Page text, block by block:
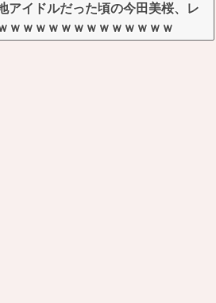
アイドルだった頃の今田美桜、レ
ｗｗｗｗｗｗｗｗｗｗｗｗｗ